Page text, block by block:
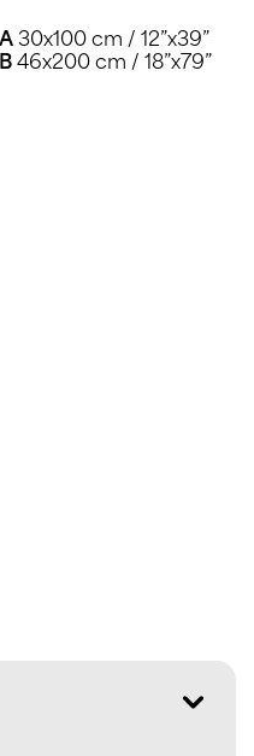
A 30x100 cm / 12”x39”
B 46x200 cm / 18”x79”